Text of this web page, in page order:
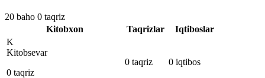
20 baho 0 taqriz
Kitobxon
Taqrizlar
Iqtiboslar
K
Kitobsevar
0 taqriz
0 taqriz 0 iqtibos